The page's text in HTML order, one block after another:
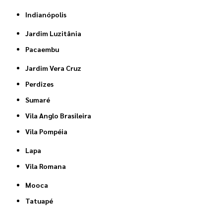
Indianópolis
Jardim Luzitânia
Pacaembu
Jardim Vera Cruz
Perdizes
Sumaré
Vila Anglo Brasileira
Vila Pompéia
Lapa
Vila Romana
Mooca
Tatuapé